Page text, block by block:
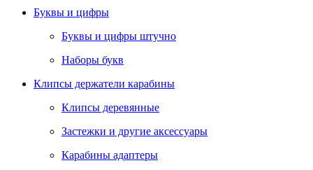
Буквы и цифры
Буквы и цифры штучно
Наборы букв
Клипсы держатели карабины
Клипсы деревянные
Застежки и другие аксессуары
Карабины адаптеры